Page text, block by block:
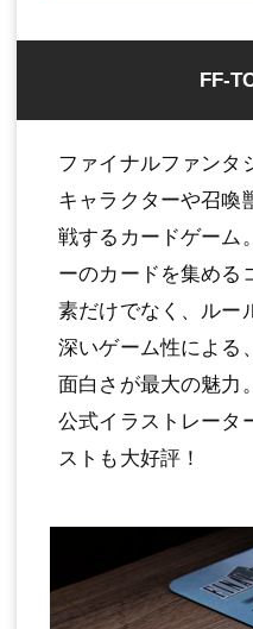
FF-
ファイナルファンタ
キャラクターや召喚
戦するカードゲーム
ーのカードを集める
素だけでなく、ルー
深いゲーム性による
面白さが最大の魅力。
公式イラストレータ
ストも大好評！